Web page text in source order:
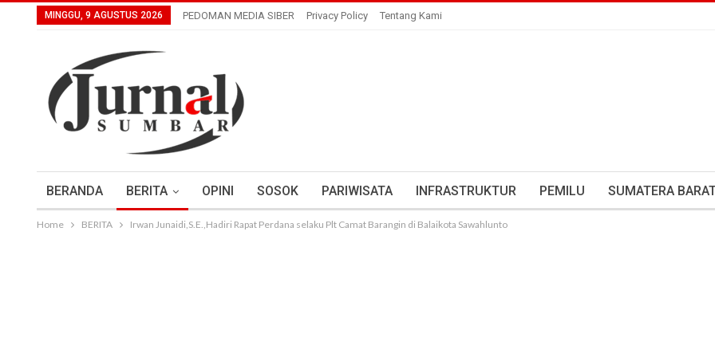
MINGGU, 9 AGUSTUS 2026 PEDOMAN MEDIA SIBER Privacy Policy Tentang Kami
BERANDA BERITA OPINI SOSOK PARIWISATA INFRASTRUKTUR PEMILU SUMATERA
Home BERITA Irwan Junaidi,S.E.,Hadiri Rapat Perdana selaku Plt Camat Barangin di Balaikota Sawahlunto